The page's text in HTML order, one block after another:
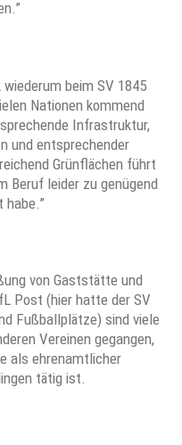
beim SV 1845
Nationen kommend
Infrastruktur,
und entsprechender
Grünflächen führt
Beruf leider zu genügend
habe.”
von Gaststätte und
Post (hier hatte der SV
Fußballplätze) sind viele
Vereinen gegangen,
als ehrenamtlicher
tätig ist.